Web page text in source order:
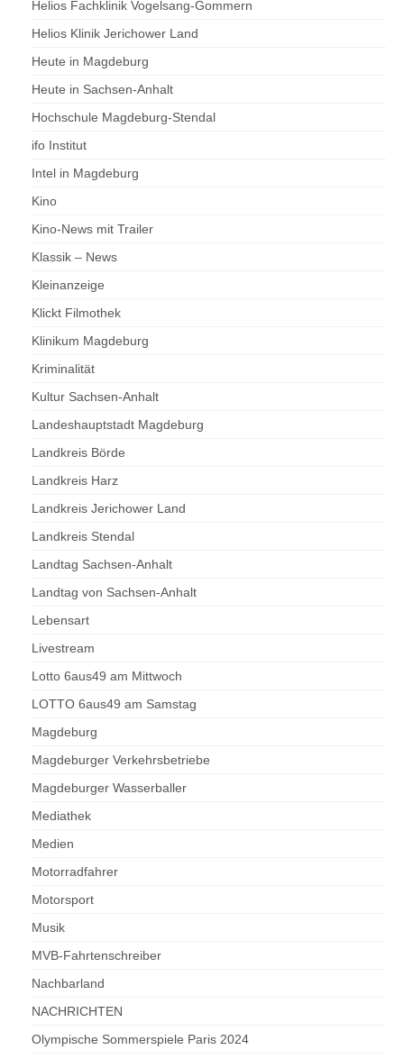
Helios Fachklinik Vogelsang-Gommern
Helios Klinik Jerichower Land
Heute in Magdeburg
Heute in Sachsen-Anhalt
Hochschule Magdeburg-Stendal
ifo Institut
Intel in Magdeburg
Kino
Kino-News mit Trailer
Klassik – News
Kleinanzeige
Klickt Filmothek
Klinikum Magdeburg
Kriminalität
Kultur Sachsen-Anhalt
Landeshauptstadt Magdeburg
Landkreis Börde
Landkreis Harz
Landkreis Jerichower Land
Landkreis Stendal
Landtag Sachsen-Anhalt
Landtag von Sachsen-Anhalt
Lebensart
Livestream
Lotto 6aus49 am Mittwoch
LOTTO 6aus49 am Samstag
Magdeburg
Magdeburger Verkehrsbetriebe
Magdeburger Wasserballer
Mediathek
Medien
Motorradfahrer
Motorsport
Musik
MVB-Fahrtenschreiber
Nachbarland
NACHRICHTEN
Olympische Sommerspiele Paris 2024